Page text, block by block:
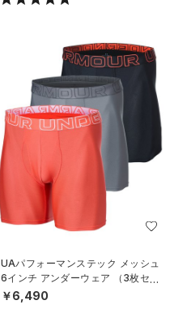
UAパフォーマンステック メッシュ
6インチ アンダーウェア （3枚セッ
ト）（トレーニング/MEN）
￥6,490